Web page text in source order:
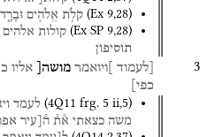
(Ex 9,28) קֹלֹ֥ת אֱלֹהִ֖ים וּבָרָ֑ד
(Ex SP 9,28) קולות אלהים
תוסיפון
3 [לעמוד ]ויואמר מושה[ אליו
כפי]
(4Q11 frg. 5 ii,5) לעמד
משה כצאתי א֯ת֯ ה֯[עיר